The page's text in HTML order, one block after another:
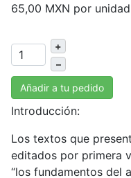
65,00 MXN por unidad
+
–
Añadir a tu pedido
Introducción:
Los textos que
editados por primera
“los fundamentos del